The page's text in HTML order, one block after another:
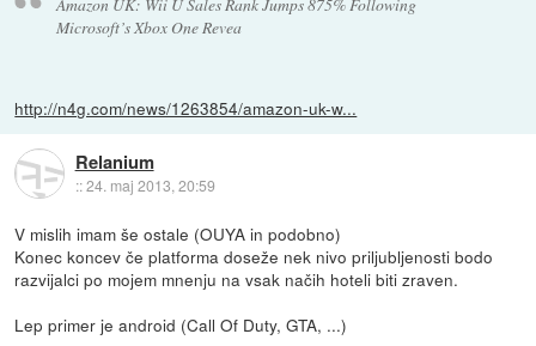
Microsoft’s Xbox One Revea
http://n4g.com/news/1263854/amazon-uk-w...
Relanium
::24. maj 2013, 20:59
V mislih imam še ostale (OUYA in podobno)
Konec koncev če platforma doseže nek nivo priljubljenosti bodo
razvijalci po mojem mnenju na vsak načih hoteli biti zraven.
Lep primer je android (Call Of Duty, GTA, ...)